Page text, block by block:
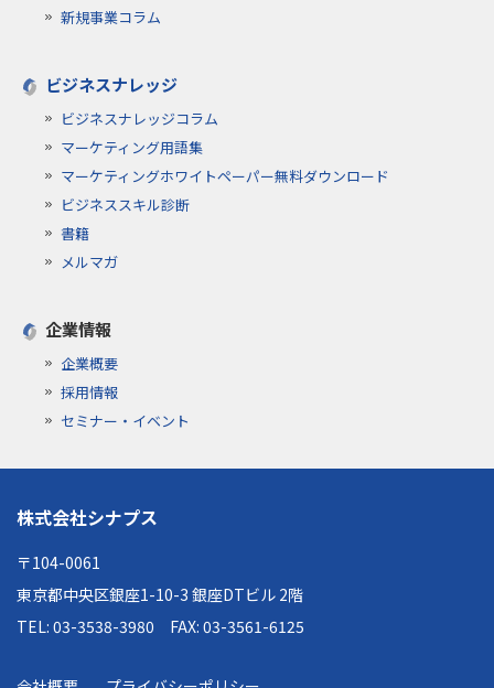
新規事業コラム
ビジネスナレッジ
ビジネスナレッジコラム
マーケティング用語集
マーケティングホワイトペーパー無料ダウンロード
ビジネススキル診断
書籍
メルマガ
企業情報
企業概要
採用情報
セミナー・イベント
株式会社シナプス
〒104-0061
東京都中央区銀座1-10-3 銀座DTビル 2階
TEL: 03-3538-3980 FAX: 03-3561-6125